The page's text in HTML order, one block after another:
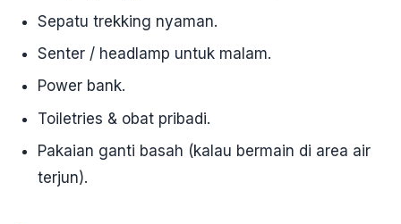
Sepatu trekking nyaman.
Senter / headlamp untuk malam.
Power bank.
Toiletries & obat pribadi.
Pakaian ganti basah (kalau bermain di area air
terjun).